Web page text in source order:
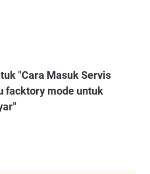
"Cara Masuk Servis
facktory mode untuk